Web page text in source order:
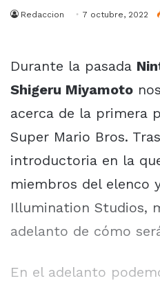
Redaccion 7 octubre, 2022
Durante la pasada
Shigeru Miyamoto
acerca de la primera
Super Mario Bros.
introductoria en la
miembros del elenco
Illumination Studios,
adelanto de cómo
En el adelanto